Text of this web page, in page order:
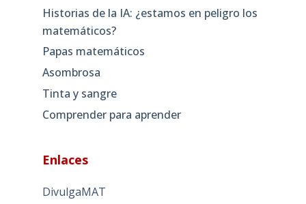
Historias de la IA: ¿estamos en peligro los
matemáticos?
Papas matemáticos
Asombrosa
Tinta y sangre
Comprender para aprender
Enlaces
DivulgaMAT